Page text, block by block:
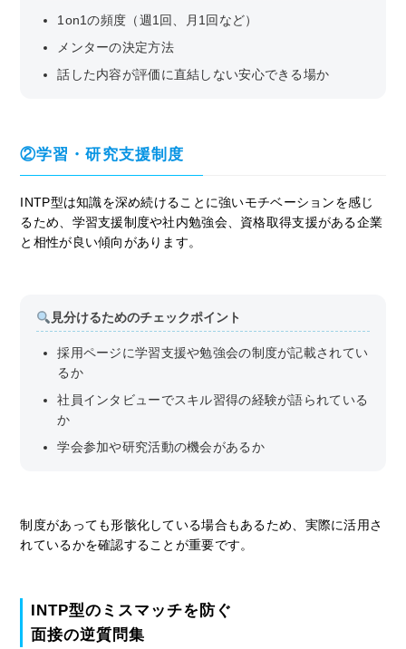
1on1の頻度（週1回、月1回など）
メンターの決定方法
話した内容が評価に直結しない安心できる場か
②学習・研究支援制度
INTP型は知識を深め続けることに強いモチベーションを感じ
るため、学習支援制度や社内勉強会、資格取得支援がある企業
と相性が良い傾向があります。
見分けるためのチェックポイント
採用ページに学習支援や勉強会の制度が記載されてい
るか
社員インタビューでスキル習得の経験が語られている
か
学会参加や研究活動の機会があるか
制度があっても形骸化している場合もあるため、実際に活用さ
れているかを確認することが重要です。
INTP型のミスマッチを防ぐ
面接の逆質問集